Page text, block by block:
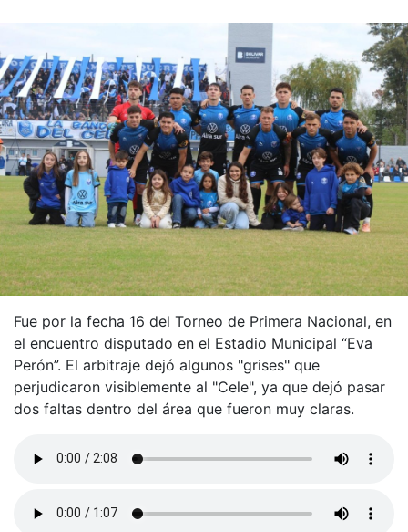
Fue por la fecha 16 del Torneo de Primera Nacional, en
el encuentro disputado en el Estadio Municipal “Eva
Perón”. El arbitraje dejó algunos "grises" que
perjudicaron visiblemente al "Cele", ya que dejó pasar
dos faltas dentro del área que fueron muy claras.